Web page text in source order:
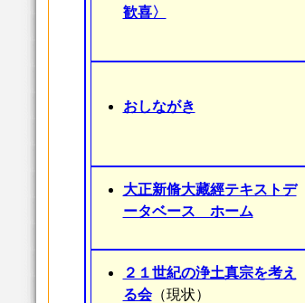
歓喜〉
おしながき
大正新脩大藏經テキストデ
ータベース ホーム
２１世紀の浄土真宗を考え
る会（現状）